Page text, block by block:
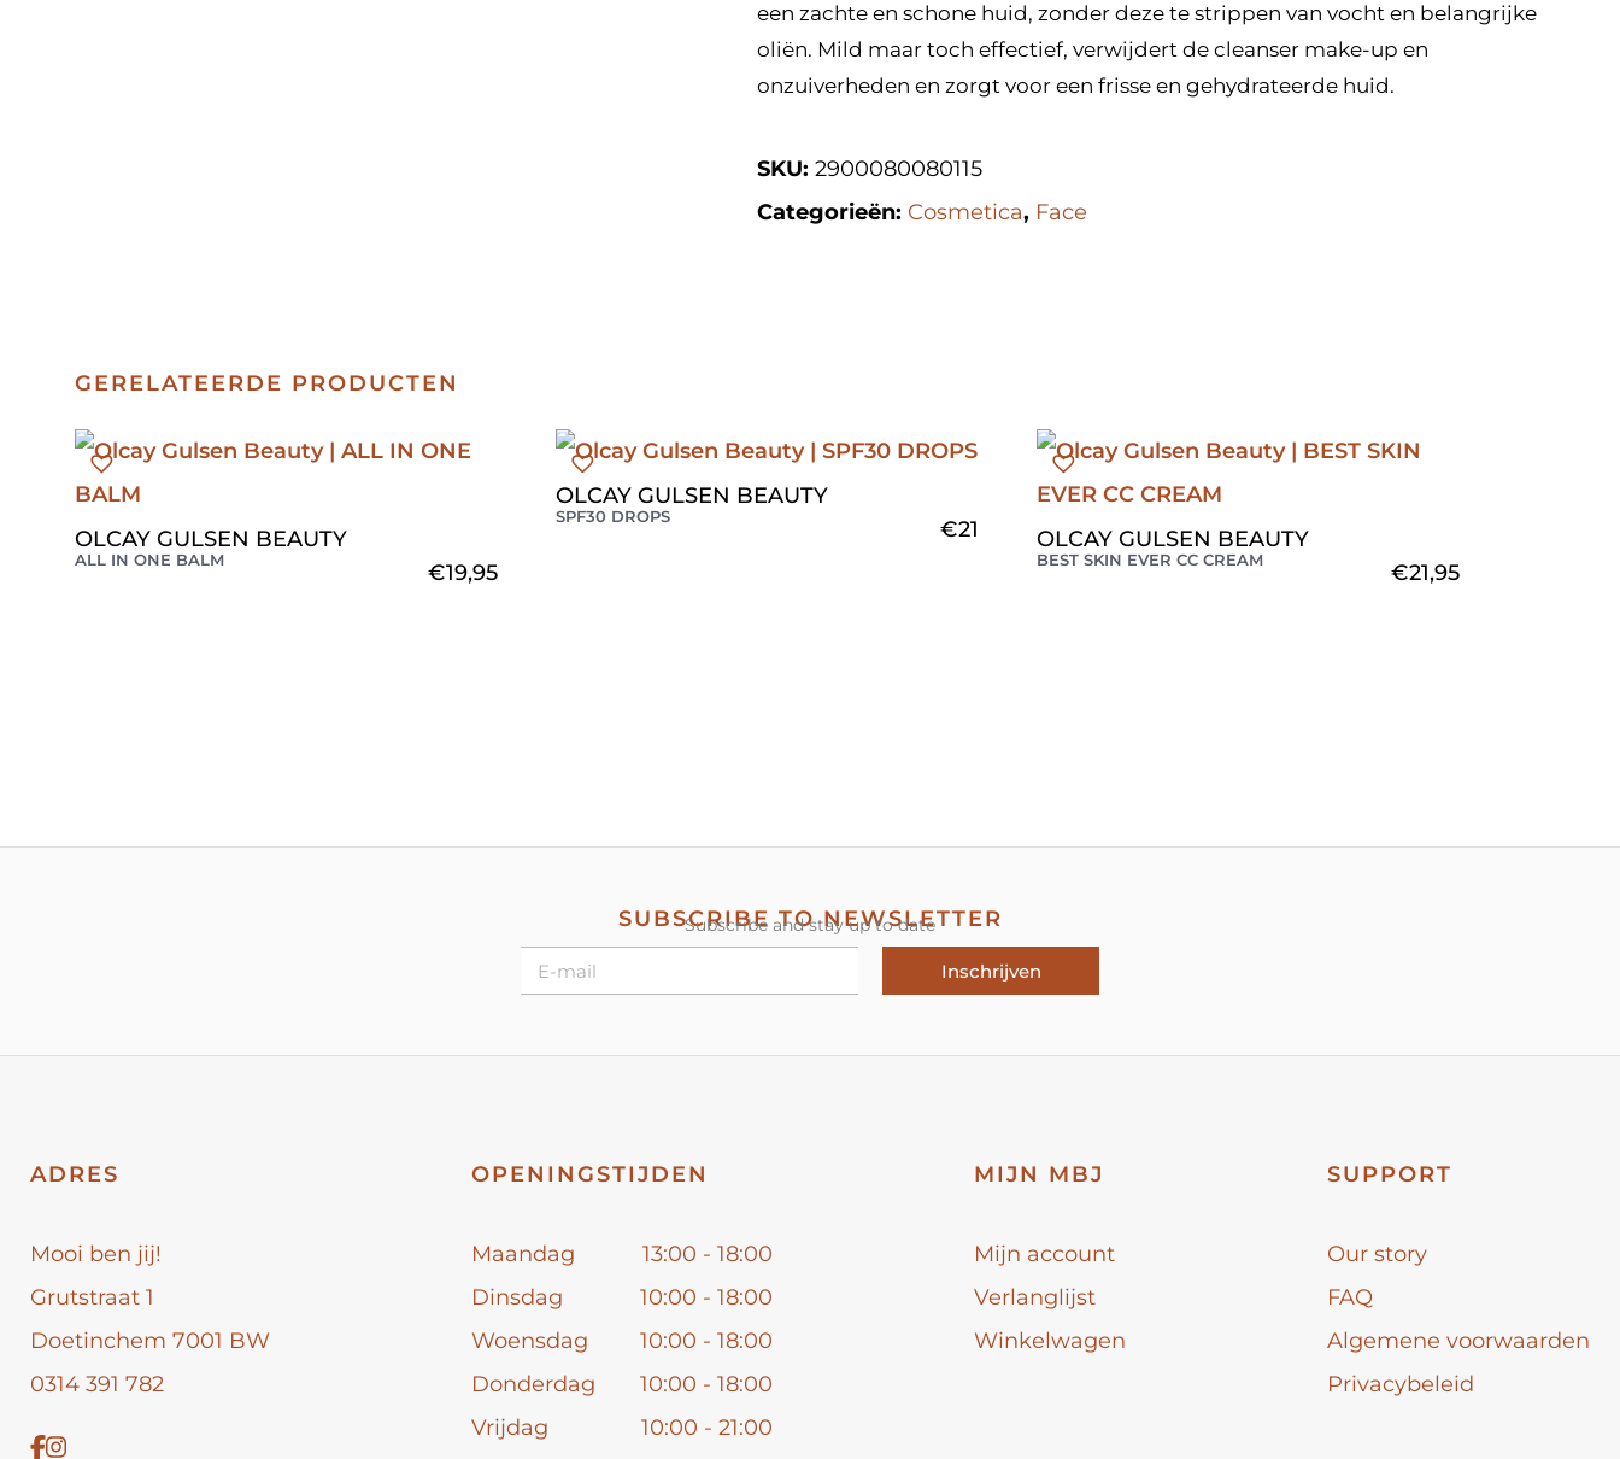
een zachte en schone huid, zonder deze te strippen van vocht en belangrijke
oliën. Mild maar toch effectief, verwijdert de cleanser make-up en
onzuiverheden en zorgt voor een frisse en gehydrateerde huid.
SKU: 2900080080115
Categorieën: Cosmetica, Face
GERELATEERDE PRODUCTEN
OLCAY GULSEN BEAUTY
ALL IN ONE BALM €19,95
OLCAY GULSEN BEAUTY
SPF30 DROPS €21 OLCAY GULSEN BEAUTY
BEST SKIN EVER CC CREAM €21,95
SUBSCRIBE TO NEWSLETTER
Subscribe and stay up to date
Inschrijven
ADRES
Mooi ben jij!
Grutstraat 1
Doetinchem 7001 BW
0314 391 782
OPENINGSTIJDEN
Maandag
13:00 - 18:00
Dinsdag
10:00 - 18:00
Woensdag
10:00 - 18:00
Donderdag
10:00 - 18:00
Vrijdag
10:00 - 21:00
MIJN MBJ
Mijn account
Verlanglijst
Winkelwagen
SUPPORT
Our story
FAQ
Algemene voorwaarden
Privacybeleid